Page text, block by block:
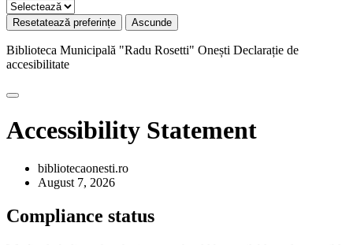
Resetatează preferințe Ascunde
Biblioteca Municipală "Radu Rosetti" Onești Declarație de
accesibilitate
Accessibility Statement
bibliotecaonesti.ro
August 7, 2026
Compliance status